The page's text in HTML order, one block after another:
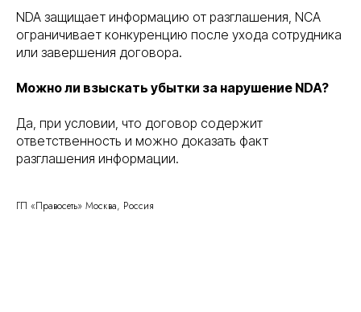
NDA защищает информацию от разглашения, NCA
ограничивает конкуренцию после ухода сотрудника
или завершения договора.
Можно ли взыскать убытки за нарушение NDA?
Да, при условии, что договор содержит
ответственность и можно доказать факт
разглашения информации.
ГП «Правосеть» Москва, Россия
Правосеть